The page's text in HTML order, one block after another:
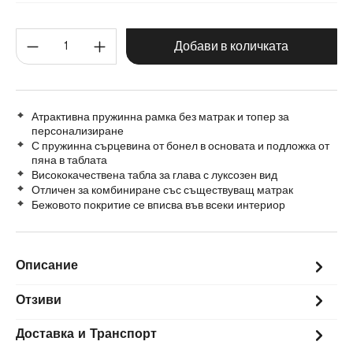
120 cm Количество на продукта:
Добави в количката
Атрактивна пружинна рамка без матрак и топер за
персонализиране
С пружинна сърцевина от бонел в основата и подложка от
пяна в таблата
Висококачествена табла за глава с луксозен вид
Отличен за комбиниране със съществуващ матрак
Бежовото покритие се вписва във всеки интериор
Описание
Отзиви
Доставка и Транспорт